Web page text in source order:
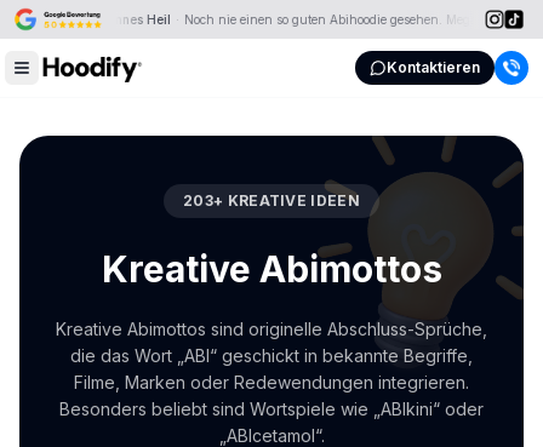
Johannes Heil · Noch nie einen so guten Abihoodie gesehen. Mega Qualität
Kontaktieren
203+ KREATIVE IDEEN
Kreative Abimottos
Kreative Abimottos sind originelle Abschluss-Sprüche,
die das Wort „ABI“ geschickt in bekannte Begriffe,
Filme, Marken oder Redewendungen integrieren.
Besonders beliebt sind Wortspiele wie „ABIkini“ oder
„ABIcetamol“.